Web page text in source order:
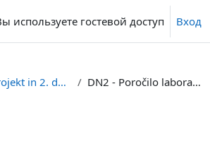
содержанию
используете гостевой доступ Вход
VIN Projekt in 2. domača naloga (DN2 - LAB poročila) DN2 - Poročilo laboratorijskih vaj (meritve, simulacije) (10%)